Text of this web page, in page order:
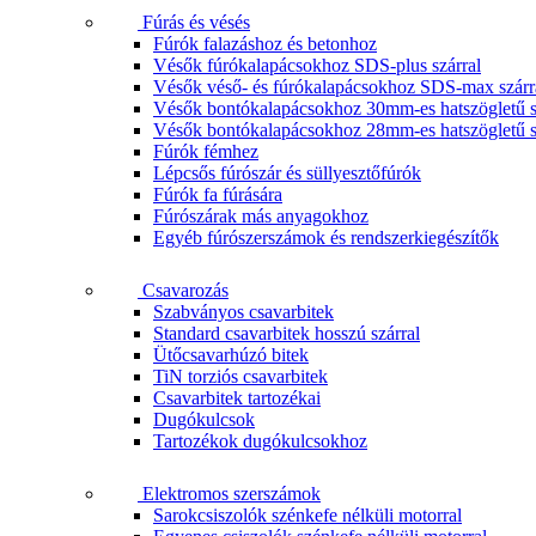
Fúrás és vésés
Fúrók falazáshoz és betonhoz
Vésők fúrókalapácsokhoz SDS-plus szárral
Vésők véső- és fúrókalapácsokhoz SDS-max
Vésők bontókalapácsokhoz 30mm-es hatszögletű
Vésők bontókalapácsokhoz 28mm-es hatszögletű
Fúrók fémhez
Lépcsős fúrószár és süllyesztőfúrók
Fúrók fa fúrására
Fúrószárak más anyagokhoz
Egyéb fúrószerszámok és rendszerkiegészítők
Csavarozás
Szabványos csavarbitek
Standard csavarbitek hosszú szárral
Ütőcsavarhúzó bitek
TiN torziós csavarbitek
Csavarbitek tartozékai
Dugókulcsok
Tartozékok dugókulcsokhoz
Elektromos szerszámok
Sarokcsiszolók szénkefe nélküli motorral